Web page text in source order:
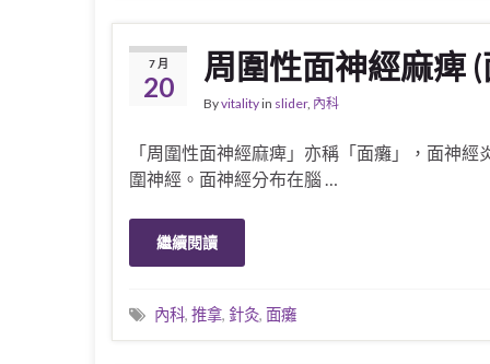
7 月
20
周圍性面神經麻痺
Byvitalityin slider, 內科
「周圍性面神經麻痺」亦稱「面癱」，面神
圍神經。面神經分布在腦 …
繼續閱讀
內科, 推拿, 針灸, 面癱